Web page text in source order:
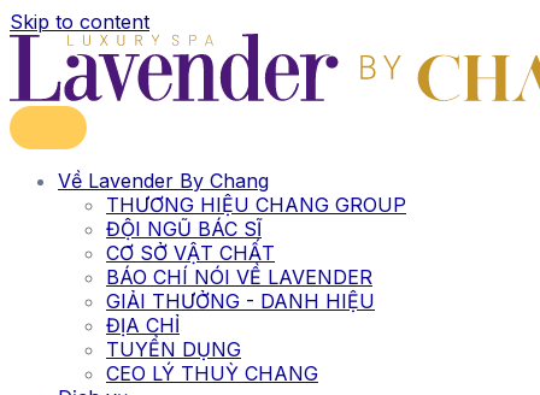
Skip to content
Về Lavender By Chang
THƯƠNG HIỆU CHANG GROUP
ĐỘI NGŨ BÁC SĨ
CƠ SỞ VẬT CHẤT
BÁO CHÍ NÓI VỀ LAVENDER
GIẢI THƯỞNG - DANH HIỆU
ĐỊA CHỈ
TUYỂN DỤNG
CEO LÝ THUỲ CHANG